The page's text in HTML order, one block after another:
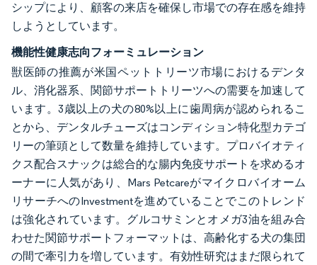
シップにより、顧客の来店を確保し市場での存在感を維持
しようとしています。
機能性健康志向フォーミュレーション
獣医師の推薦が米国ペットトリーツ市場におけるデンタ
ル、消化器系、関節サポートトリーツへの需要を加速して
います。3歳以上の犬の80%以上に歯周病が認められるこ
とから、デンタルチューズはコンディション特化型カテゴ
リーの筆頭として数量を維持しています。プロバイオティ
クス配合スナックは総合的な腸内免疫サポートを求めるオ
ーナーに人気があり、Mars Petcareがマイクロバイオーム
リサーチへのInvestmentを進めていることでこのトレンド
は強化されています。グルコサミンとオメガ3油を組み合
わせた関節サポートフォーマットは、高齢化する犬の集団
の間で牽引力を増しています。有効性研究はまだ限られて